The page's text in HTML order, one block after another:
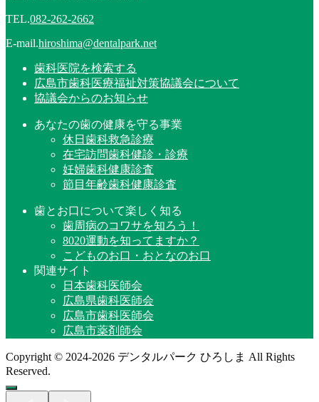
TEL.082-262-2662
E-mail.hiroshima@dentalpark.net
歯科医院を検索する
広島市歯科医療福祉対策協議会について
協議会からのお知らせ
あなたの歯の健康を守る事業
休日歯科救急診療
在宅訪問歯科健診・診療
妊婦歯科健康診査
節目年齢歯科健康診査
歯とお口について楽しく知る
歯周病のコワサを知ろう！
8020運動を知ってますか？
こどものお口・おとなのお口
関連サイト
日本歯科医師会
広島県歯科医師会
広島市歯科医師会
広島市薬剤師会
Copyright © 2024-2026 デンタルパーク ひろしま All Rights
Reserved.